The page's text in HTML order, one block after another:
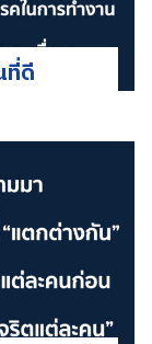
ที่ดี